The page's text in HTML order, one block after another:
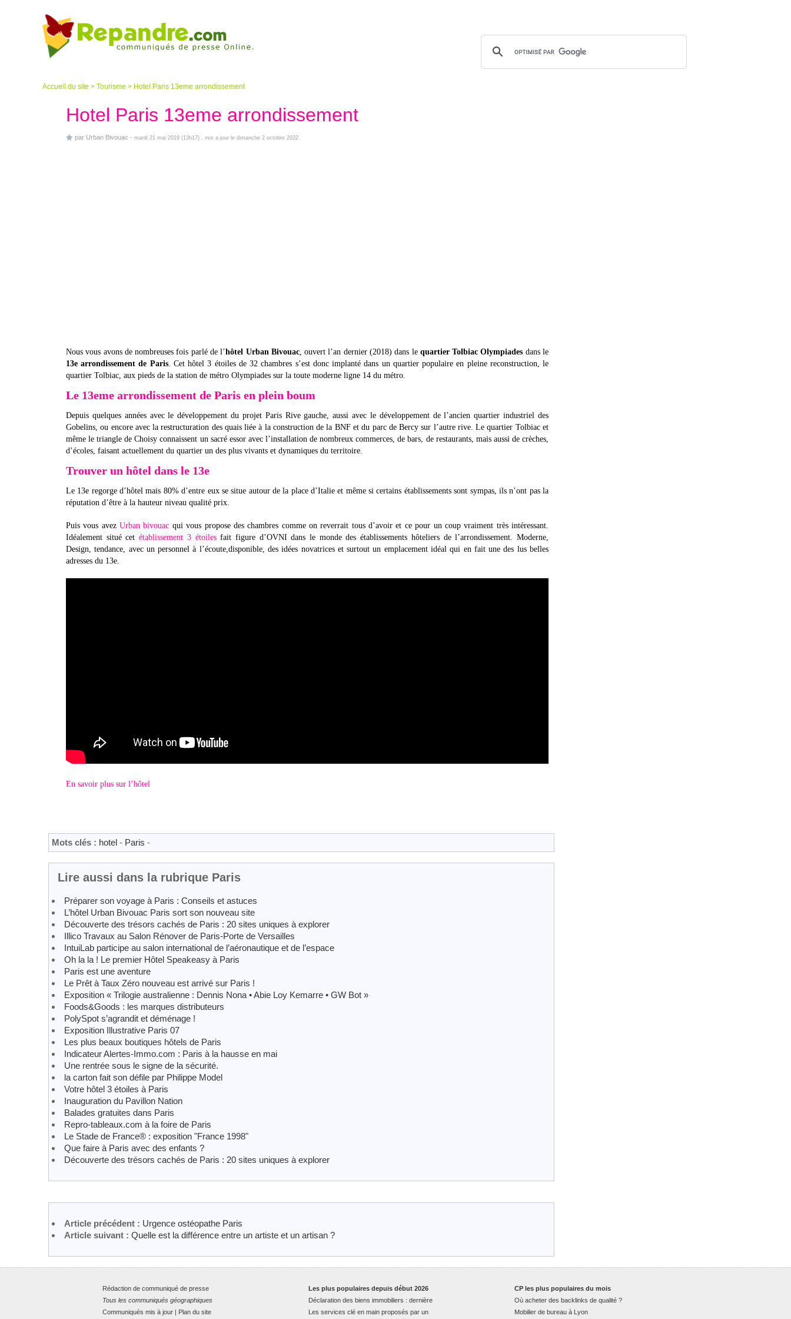
Accueil du site > Tourisme > Hotel Paris 13eme arrondissement
Hotel Paris 13eme arrondissement
par Urban Bivouac - mardi 21 mai 2019 (13h17) , mis a jour le dimanche 2 octobre 2022
Nous vous avons de nombreuses fois parlé de l’hôtel Urban Bivouac, ouvert l’an dernier (2018) dans le quartier Tolbiac Olympiades dans le
13e arrondissement de Paris. Cet hôtel 3 étoiles de 32 chambres s’est donc implanté dans un quartier populaire en pleine reconstruction, le
quartier Tolbiac, aux pieds de la station de métro Olympiades sur la toute moderne ligne 14 du métro.
Le 13eme arrondissement de Paris en plein boum
Depuis quelques années avec le développement du projet Paris Rive gauche, aussi avec le développement de l’ancien quartier industriel des
Gobelins, ou encore avec la restructuration des quais liée à la construction de la BNF et du parc de Bercy sur l’autre rive. Le quartier Tolbiac et
même le triangle de Choisy connaissent un sacré essor avec l’installation de nombreux commerces, de bars, de restaurants, mais aussi de crèches,
d’écoles, faisant actuellement du quartier un des plus vivants et dynamiques du territoire.
Trouver un hôtel dans le 13e
Le 13e regorge d’hôtel mais 80% d’entre eux se situe autour de la place d’Italie et même si certains établissements sont sympas, ils n’ont pas la
réputation d’être à la hauteur niveau qualité prix.
Puis vous avezUrban bivouac qui vous propose des chambres comme on reverrait tous d’avoir et ce pour un coup vraiment très intéressant.
Idéalement situé cetétablissement 3 étoilesfait figure d’OVNI dans le monde des établissements hôteliers de l’arrondissement. Moderne,
Design, tendance, avec un personnel à l’écoute,disponible, des idées novatrices et surtout un emplacement idéal qui en fait une des lus belles
adresses du 13e.
En savoir plus sur l’hôtel
Mots clés : hotel - Paris -
Lire aussi dans la rubrique Paris
Préparer son voyage à Paris : Conseils et astuces
L’hôtel Urban Bivouac Paris sort son nouveau site
Découverte des trésors cachés de Paris : 20 sites uniques à explorer
Illico Travaux au Salon Rénover de Paris-Porte de Versailles
IntuiLab participe au salon international de l’aéronautique et de l’espace
Oh la la ! Le premier Hôtel Speakeasy à Paris
Paris est une aventure
Le Prêt à Taux Zéro nouveau est arrivé sur Paris !
Exposition « Trilogie australienne : Dennis Nona • Abie Loy Kemarre • GW Bot »
Foods&Goods : les marques distributeurs
PolySpot s’agrandit et déménage !
Exposition Illustrative Paris 07
Les plus beaux boutiques hôtels de Paris
Indicateur Alertes-Immo.com : Paris à la hausse en mai
Une rentrée sous le signe de la sécurité.
la carton fait son défile par Philippe Model
Votre hôtel 3 étoiles à Paris
Inauguration du Pavillon Nation
Balades gratuites dans Paris
Repro-tableaux.com à la foire de Paris
Le Stade de France® : exposition "France 1998"
Que faire à Paris avec des enfants ?
Découverte des trésors cachés de Paris : 20 sites uniques à explorer
Article précédent : Urgence ostéopathe Paris
Article suivant : Quelle est la différence entre un artiste et un artisan ?
Rédaction de communiqué de presse
Tous les communiqués géographiques
Communiqués mis à jour | Plan du site
CP les plus populaires du mois
Où acheter des backlinks de qualité ?
Mobilier de bureau à Lyon
Les plus populaires depuis début 2026
Déclaration des biens immobiliers : dernière
Les services clé en main proposés par un